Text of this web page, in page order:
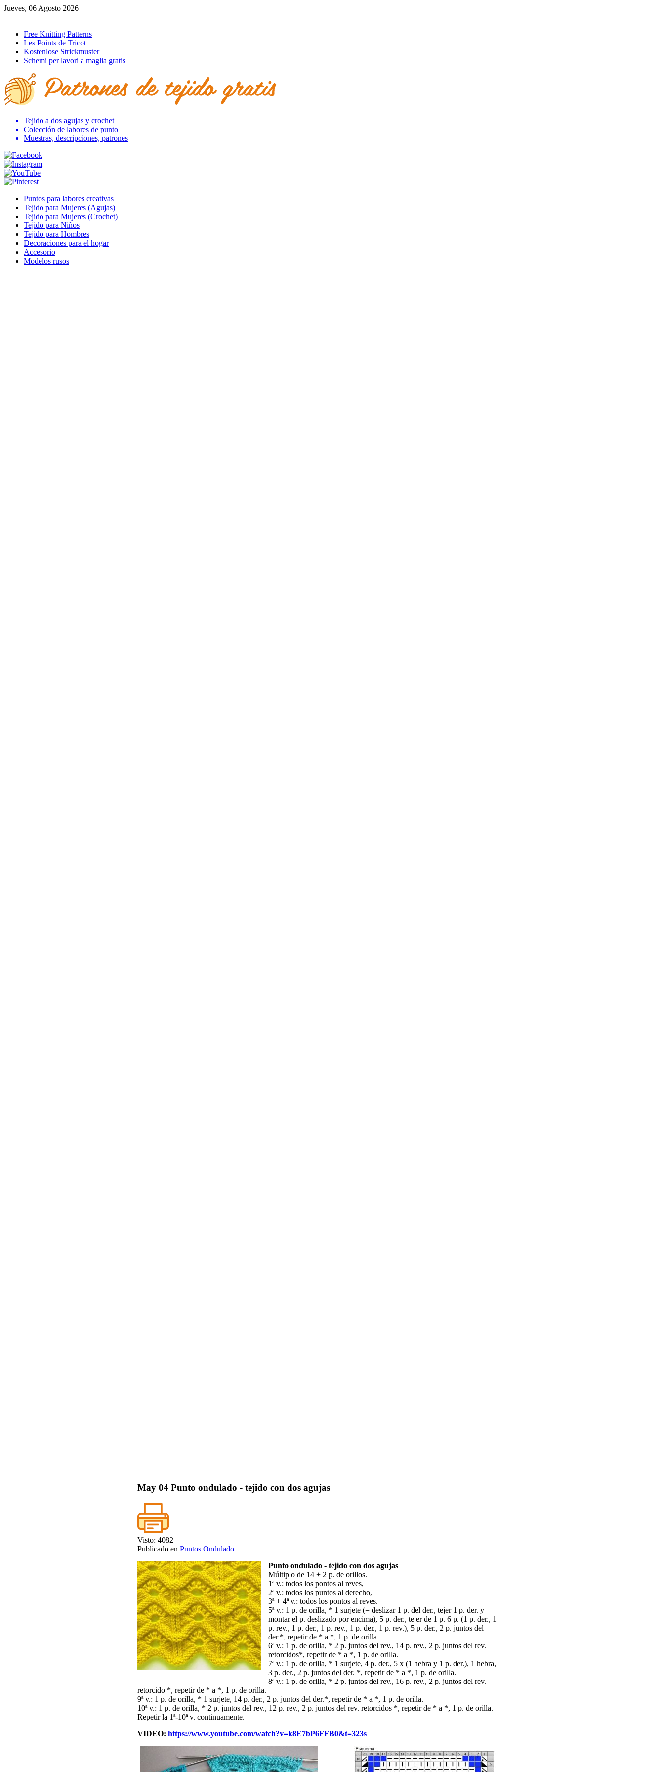
Jueves, 06 Agosto 2026
Free Knitting Patterns
Les Points de Tricot
Kostenlose Strickmuster
Schemi per lavori a maglia gratis
Tejido a dos agujas y crochet
Colección de labores de punto
Muestras, descripciones, patrones
Puntos para labores creativas
Tejido para Mujeres (Agujas)
Tejido para Mujeres (Crochet)
Tejido para Niños
Tejido para Hombres
Decoraciones para el hogar
Accesorio
Modelos rusos
May 04 Punto ondulado - tejido con dos agujas
Visto: 4082
Publicado en Puntos Ondulado
Punto ondulado - tejido con dos agujas
Múltiplo de 14 + 2 p. de orillos.
1ª v.: todos los pontos al reves,
2ª v.: todos los puntos al derecho,
3ª + 4ª v.: todos los pontos al reves.
5ª v.: 1 p. de orilla, * 1 surjete (= deslizar 1 p. del der., tejer 1 p. der. y
montar el p. deslizado por encima), 5 p. der., tejer de 1 р. 6 р. (1 р. der., 1
p. rev., 1 р. der., 1 p. rev., 1 р. der., 1 p. rev.), 5 p. der., 2 p. juntos del
der.*, repetir de * a *, 1 p. de orilla.
6ª v.: 1 p. de orilla, * 2 p. juntos del rev., 14 p. rev., 2 p. juntos del rev.
retorcidos*, repetir de * a *, 1 p. de orilla.
7ª v.: 1 p. de orilla, * 1 surjete, 4 p. der., 5 x (1 hebra y 1 p. der.), 1 hebra,
3 p. der., 2 p. juntos del der. *, repetir de * a *, 1 p. de orilla.
8ª v.: 1 p. de orilla, * 2 p. juntos del rev., 16 p. rev., 2 p. juntos del rev.
retorcido *, repetir de * a *, 1 p. de orilla.
9ª v.: 1 p. de orilla, * 1 surjete, 14 p. der., 2 p. juntos del der.*, repetir de * a *, 1 p. de orilla.
10ª v.: 1 p. de orilla, * 2 p. juntos del rev., 12 p. rev., 2 p. juntos del rev. retorcidos *, repetir de * a *, 1 p. de orilla.
Repetir la 1ª-10ª v. continuamente.
VIDEO: https://www.youtube.com/watch?v=k8E7bP6FFB0&t=323s